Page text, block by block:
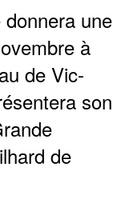
une
à
de Vic-
son
de